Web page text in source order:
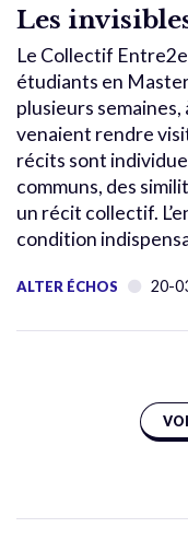
Les
Le Collectif
étudiants en Master
plusieurs
venaient rendre
récits sont
communs, des
un récit collectif.
condition
ALTER ÉCHOS 20-